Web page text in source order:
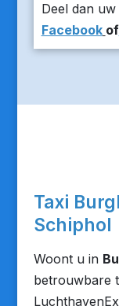
Deel dan
Facebook of
Taxi
Schiphol
Woont u in
betrouwbare